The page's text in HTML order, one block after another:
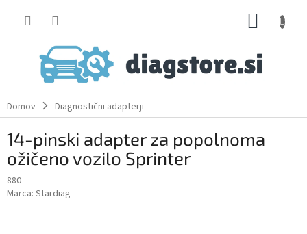
Domov Diagnostični adapterji
14-pinski adapter za popolnoma
ožičeno vozilo Sprinter
880
Marca: Stardiag